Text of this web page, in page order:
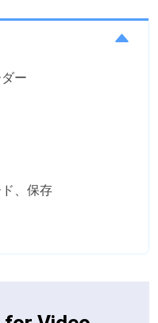
ー
、保存